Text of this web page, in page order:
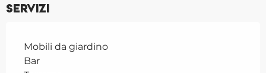
Servizi
Mobili da giardino
Bar